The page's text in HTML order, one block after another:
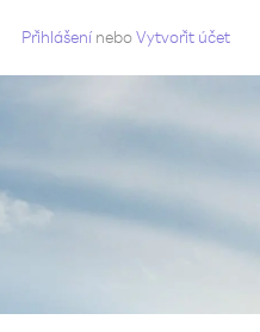
Přihlášení neboVytvořit účet